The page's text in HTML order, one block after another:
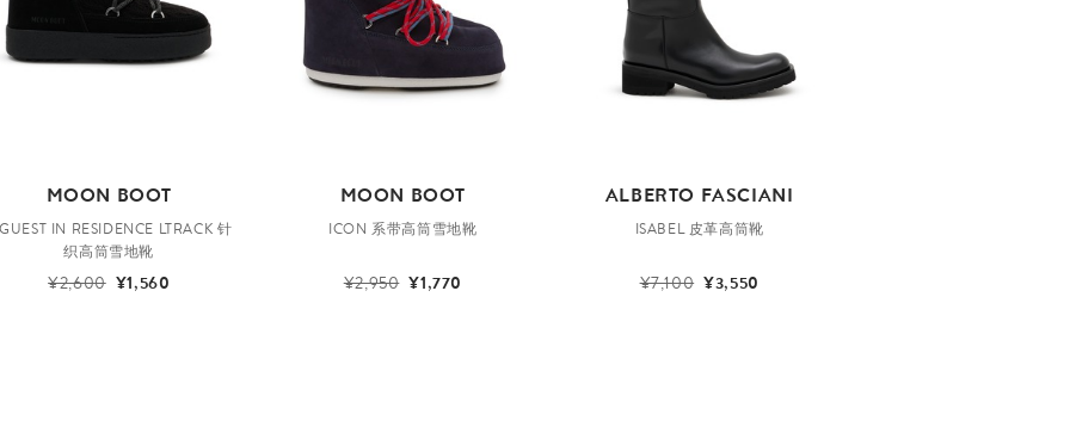
MOON BOOT
IN RESIDENCE LTRACK 针
织高筒雪地靴
¥2,600 ¥1,560
MOON BOOT
ICON 系带高筒雪地靴
¥2,950 ¥1,770
ALBERTO FASCIANI
ISABEL 皮革高筒靴
¥7,100 ¥3,550